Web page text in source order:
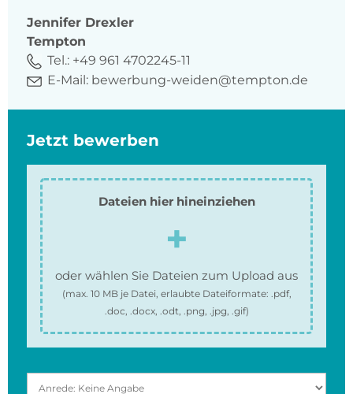
Jennifer Drexler
Tempton
Tel.: +49 961 4702245-11
E-Mail: bewerbung-weiden@tempton.de
Jetzt bewerben
Dateien hier hineinziehen
oder wählen Sie Dateien zum Upload aus
(max. 10 MBje Datei, erlaubte Dateiformate: .pdf,
.doc, .docx, .odt, .png, .jpg, .gif)